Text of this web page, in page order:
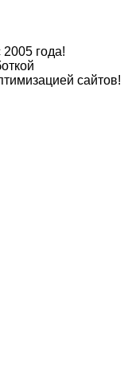
года!
сайтов!